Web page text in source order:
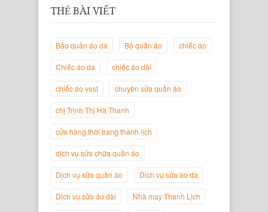
Giám Đốc Thương Hiệu Giày Thời
THẺ BÀI VIẾT
Bảo quản áo da Bộ quần áo chiếc áo
Chiếc áo da chiếc áo dài
chiếc áo vest chuyên sửa quần áo
chị Trịnh Thị Hà Thanh
cửa hàng thời trang thanh lịch
dịch vụ sửa chữa quần áo
Dịch vụ sửa quần áo Dịch vụ sửa áo da
Dịch vụ sửa áo dài Nhà may Thanh Lịch